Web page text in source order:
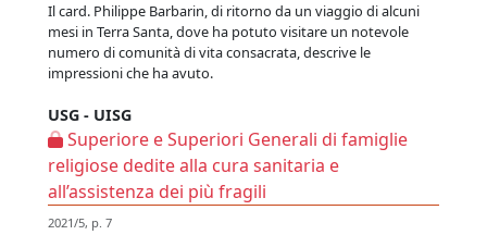
Il card. Philippe Barbarin, di ritorno da un viaggio di alcuni
mesi in Terra Santa, dove ha potuto visitare un notevole
numero di comunità di vita consacrata, descrive le
impressioni che ha avuto.
USG - UISG
Superiore e Superiori Generali di famiglie
religiose dedite alla cura sanitaria e
all’assistenza dei più fragili
2021/5, p. 7